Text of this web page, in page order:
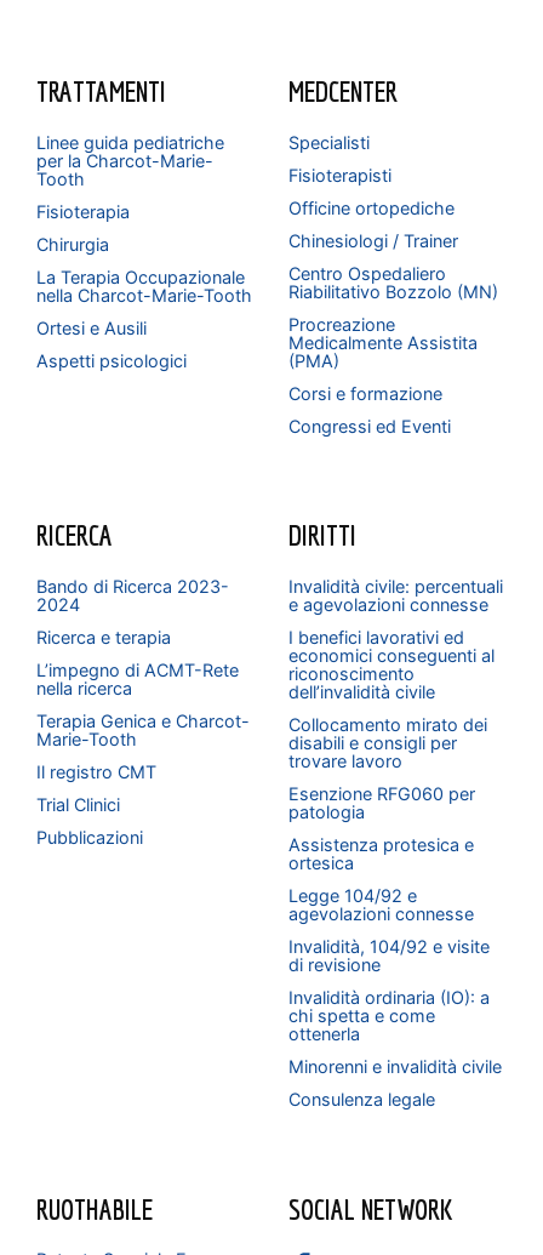
TRATTAMENTI
Linee guida pediatriche
per la Charcot-Marie-
Tooth
Fisioterapia
Chirurgia
La Terapia Occupazionale
nella Charcot-Marie-Tooth
Ortesi e Ausili
Aspetti psicologici
MEDCENTER
Specialisti
Fisioterapisti
Officine ortopediche
Chinesiologi / Trainer
Centro Ospedaliero
Riabilitativo Bozzolo (MN)
Procreazione
Medicalmente Assistita
(PMA)
Corsi e formazione
Congressi ed Eventi
RICERCA
Bando di Ricerca 2023-
2024
Ricerca e terapia
L’impegno di ACMT-Rete
nella ricerca
Terapia Genica e Charcot-
Marie-Tooth
Il registro CMT
Trial Clinici
Pubblicazioni
DIRITTI
Invalidità civile: percentuali
e agevolazioni connesse
I benefici lavorativi ed
economici conseguenti al
riconoscimento
dell’invalidità civile
Collocamento mirato dei
disabili e consigli per
trovare lavoro
Esenzione RFG060 per
patologia
Assistenza protesica e
ortesica
Legge 104/92 e
agevolazioni connesse
Invalidità, 104/92 e visite
di revisione
Invalidità ordinaria (IO): a
chi spetta e come
ottenerla
Minorenni e invalidità civile
Consulenza legale
RUOTHABILE SOCIAL NETWORK